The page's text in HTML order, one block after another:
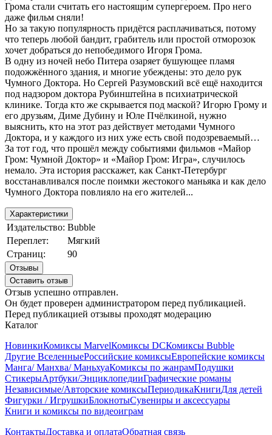
Грома стали считать его настоящим супергероем. Про него
даже фильм сняли!
Но за такую популярность придётся расплачиваться, потому
что теперь любой бандит, грабитель или простой отморозок
хочет добраться до непобедимого Игоря Грома.
В одну из ночей небо Питера озаряет бушующее пламя
подожжённого здания, и многие убеждены: это дело рук
Чумного Доктора. Но Сергей Разумовский всё ещё находится
под надзором доктора Рубинштейна в психиатрической
клинике. Тогда кто же скрывается под маской? Игорю Грому и
его друзьям, Диме Дубину и Юле Пчёлкиной, нужно
выяснить, кто на этот раз действует методами Чумного
Доктора, и у каждого из них уже есть свой подозреваемый…
За тот год, что прошёл между событиями фильмов «Майор
Гром: Чумной Доктор» и «Майор Гром: Игра», случилось
немало. Эта история расскажет, как Санкт-Петербург
восстанавливался после поимки жестокого маньяка и как дело
Чумного Доктора повлияло на его жителей...
Характеристики
Издательство: Bubble
Переплет:
Мягкий
Страниц:
90
Отзывы
Оставить отзыв
Отзыв успешно отправлен.
Он будет проверен администратором перед публикацией.
Перед публикацией отзывы проходят модерацию
Каталог
НовинкиКомиксы MarvelКомиксы DCКомиксы Bubble
Другие ВселенныеРоссийские комиксыЕвропейские комиксы
Манга/ Манхва/ МаньхуаКомиксы по жанрамПодушки
СтикерыАртбуки/ЭнциклопедииГрафические романы
Независимые/Авторские комиксыПериодикаКнигиДля детей
Фигурки / ИгрушкиБлокнотыСувениры и аксессуары
Книги и комиксы по видеоиграм
КонтактыДоставка и оплатаОбратная связь